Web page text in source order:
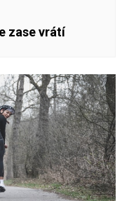
zase vrátí